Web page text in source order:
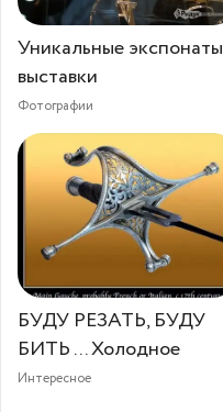
Уникальные экспонаты
выставки
Фотографии
БУДУ РЕЗАТЬ, БУДУ
БИТЬ ... Холодное
Интересное